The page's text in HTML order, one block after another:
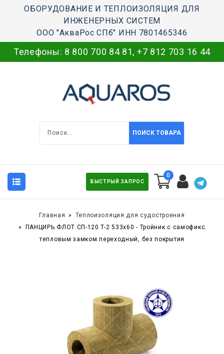
ОБОРУДОВАНИЕ И ТЕПЛОИЗОЛЯЦИЯ ДЛЯ
ИНЖЕНЕРНЫХ СИСТЕМ
ООО "АкваРос СПб" ИНН 7801465346
Телефоны: 8 800 700 84 81, +7 812 703 16 44
ПОИСК ТОВАРА
БЫСТРЫЙ ЗАПРОС
0
Главная
Теплоизоляция для судостроения
ПАНЦИРЬ.ФЛОТ.СП-120 T-2 533x60 - Тройник c самофикс.
тепловым замком переходный, без покрытия